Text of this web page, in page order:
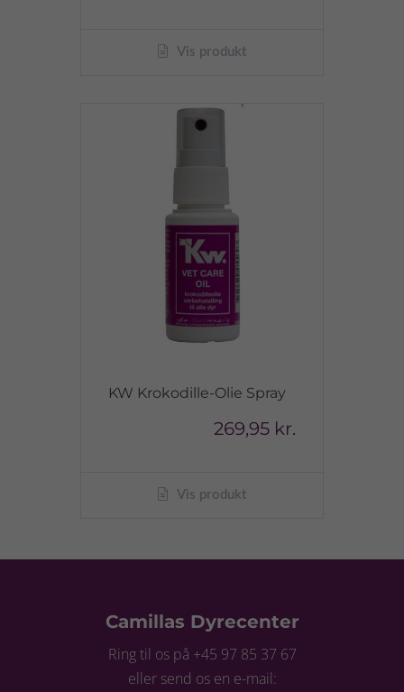
Vis produkt
KW Krokodille-Olie Spray
269,95 kr.
Vis produkt
Camillas Dyrecenter
Ring til os på +45 97 85 37 67
eller send os en e-mail: